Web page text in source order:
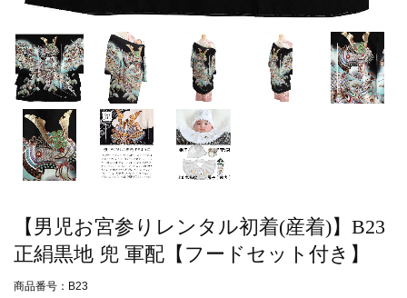
【男児お宮参りレンタル初着(産着)】B23
正絹黒地 兜 軍配【フードセット付き】
商品番号：B23